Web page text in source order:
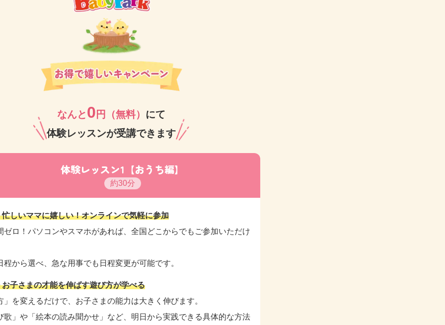
なんと0 円（無料） にて
体験レッスンが受講できます
体験レッスン1【おうち編】
約30分
しいママに嬉しい！オンラインで気軽に参加
ゼロ！パソコンやスマホがあれば、全国どこからでもご参加いただけ
程から選べ、急な用事でも日程変更が可能です。
子さまの才能を伸ばす遊び方が学べる
」を変えるだけで、お子さまの能力は大きく伸びます。
歌」や「絵本の読み聞かせ」など、明日から実践できる具体的な方法